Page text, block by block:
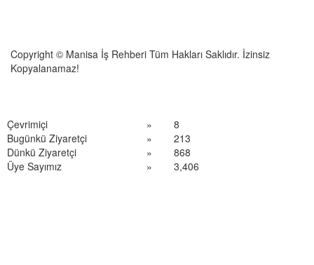
Copyright © Manisa İş Rehberi Tüm Hakları Saklıdır. İzinsiz
Kopyalanamaz!
Çevrimiçi »
8
Bugünkü Ziyaretçi
»
213
Dünkü Ziyaretçi
»
868
Üye Sayımız
» 3,406